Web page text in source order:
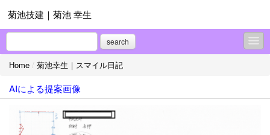
菊池技建｜菊池 幸生
search
菊池幸生｜スマイル日記
プロフィール
お問合せ
Home / 菊池幸生｜スマイル日記
AIによる提案画像